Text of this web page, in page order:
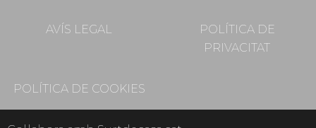
AVÍS LEGAL
POLÍTICA DE
PRIVACITAT
POLÍTICA DE COOKIES